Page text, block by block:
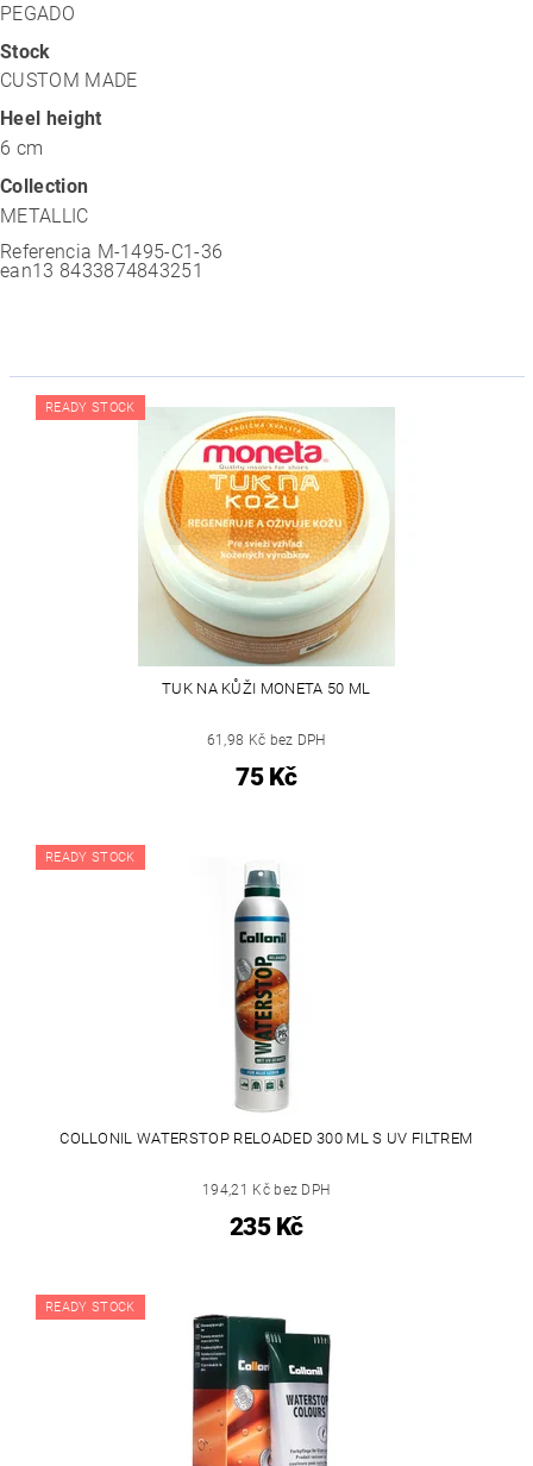
PEGADO
Stock
CUSTOM MADE
Heel height
6 cm
Collection
METALLIC
Referencia M-1495-C1-36
ean13 8433874843251
READY STOCK
TUK NA KŮŽI MONETA 50 ML
61,98 Kč bez DPH
75 Kč
READY STOCK
COLLONIL WATERSTOP RELOADED 300 ML S UV FILTREM
194,21 Kč bez DPH
235 Kč
READY STOCK